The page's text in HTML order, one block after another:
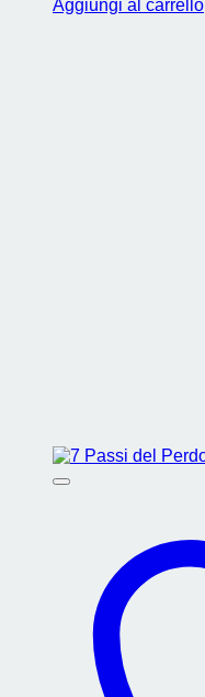
Aggiungi al carrello